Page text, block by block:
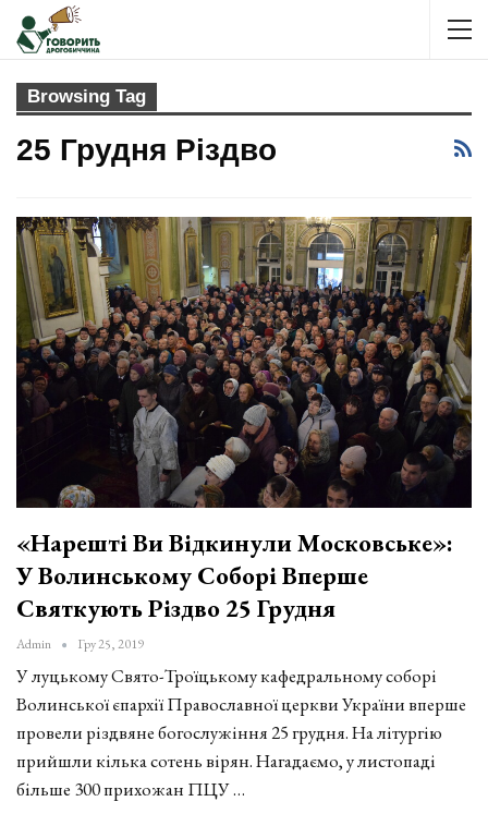
Browsing Tag
25 Грудня Різдво
«Нарешті Ви Відкинули Московське»:
У Волинському Соборі Вперше
Святкують Різдво 25 Грудня
Admin Гру 25, 2019
У луцькому Свято-Троїцькому кафедральному соборі
Волинської єпархії Православної церкви України вперше
провели різдвяне богослужіння 25 грудня. На літургію
прийшли кілька сотень вірян. Нагадаємо, у листопаді
більше 300 прихожан ПЦУ …